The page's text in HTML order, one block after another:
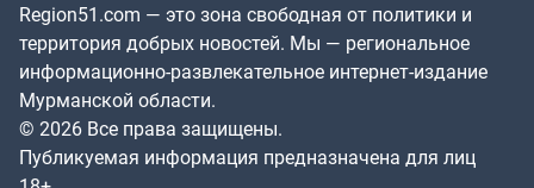
Region51.com — это зона свободная от политики и
территория добрых новостей. Мы — региональное
информационно-развлекательное интернет-издание
Мурманской области.
© 2026 Все права защищены.
Публикуемая информация предназначена для лиц